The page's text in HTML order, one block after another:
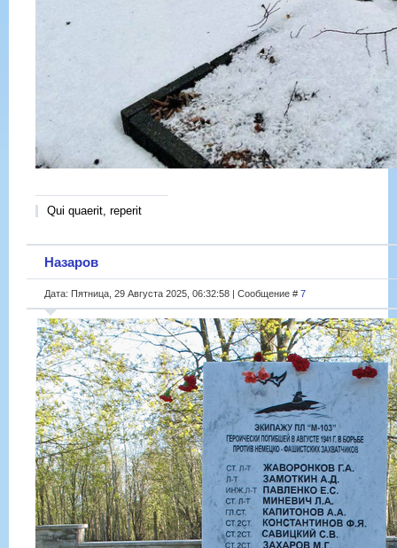
Qui quaerit, reperit
Назаров
Дата: Пятница, 29 Августа 2025, 06:32:58 | Сообщение # 7